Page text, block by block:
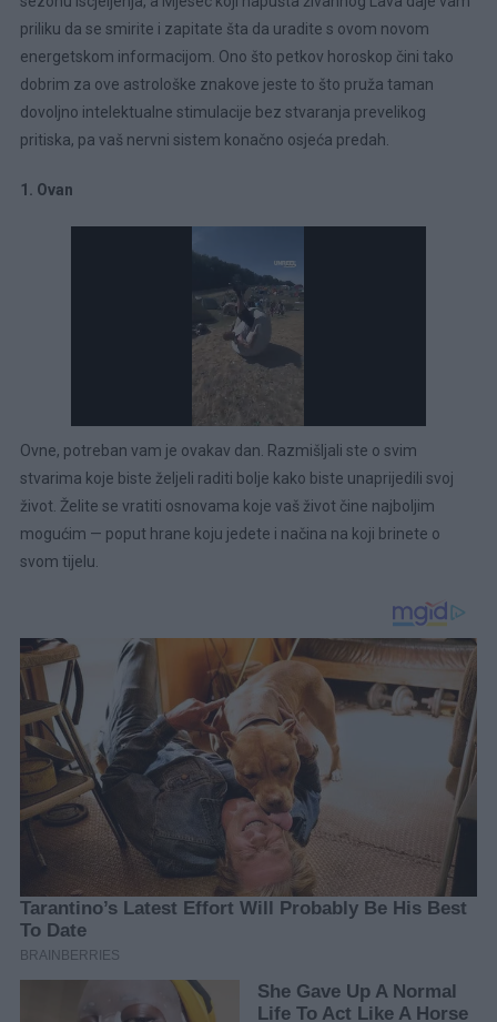
priliku da se smirite i zapitate šta da uradite s ovom novom
energetskom informacijom. Ono što petkov horoskop čini tako
dobrim za ove astrološke znakove jeste to što pruža taman
dovoljno intelektualne stimulacije bez stvaranja prevelikog
pritiska, pa vaš nervni sistem konačno osjeća predah.
1. Ovan
Ovne, potreban vam je ovakav dan. Razmišljali ste o svim
stvarima koje biste željeli raditi bolje kako biste unaprijedili svoj
život. Želite se vratiti osnovama koje vaš život čine najboljim
mogućim — poput hrane koju jedete i načina na koji brinete o
svom tijelu.